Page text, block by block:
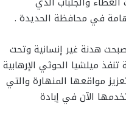
في محافظة الحديدة .
هدنة غير إنسانية وتحت
ميلشيا الحوثي الإرهابية
مواقعها المنهارة والتي
الآن في إبادة